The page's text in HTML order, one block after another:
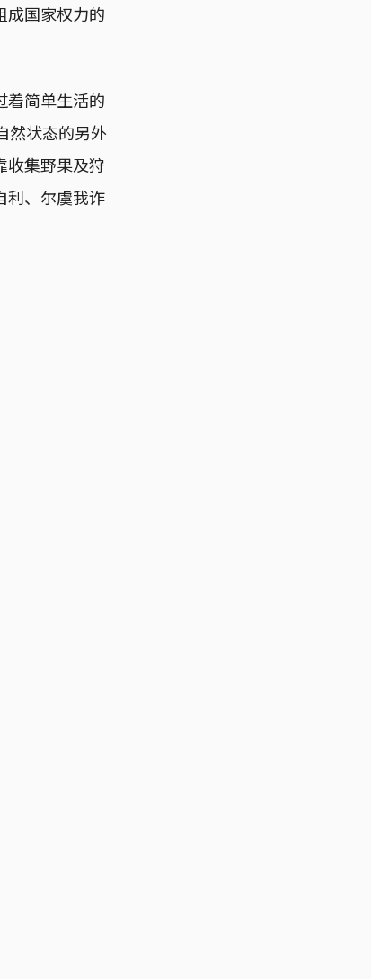
成国家权力的
简单生活的
然状态的另外
集野果及狩
利、尔虞我诈